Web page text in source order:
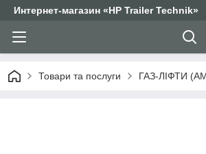
Интернет-магазин «HP Trailer Technik»
Товари та послуги ГАЗ-ЛІФТИ